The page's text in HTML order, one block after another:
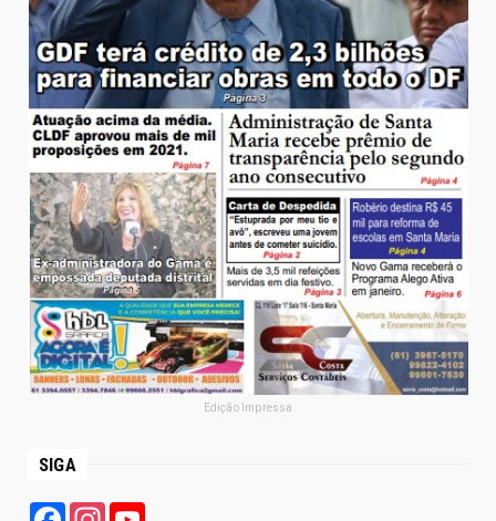
Edição Impressa
SIGA
FacebookInstagram